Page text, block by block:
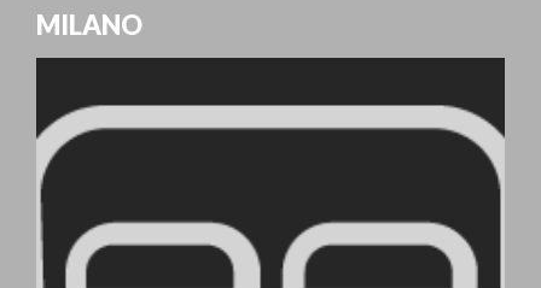
MILANO